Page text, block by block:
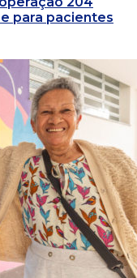
para pacientes